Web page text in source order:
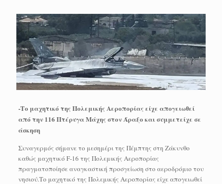
-Το μαχητικό της Πολεμικής Αεροπορίας είχε απογειωθεί
από την 116 Πτέρυγα Μάχης στον Άραξο και συμμετείχε σε
άσκηση
Συναγερμός σήμανε το μεσημέρι της Πέμπτης στη Ζάκυνθο
καθώς μαχητικό F-16 της Πολεμικής Αεροπορίας
πραγματοποίησε αναγκαστική προσγείωση στο αεροδρόμιο του
νησιού.Το μαχητικό της Πολεμικής Αεροπορίας είχε απογειωθεί